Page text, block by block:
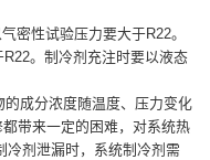
密性试验压力要大于R22。
。制冷剂充注时要以液态
成分浓度随温度、压力变化
带来一定的困难，对系统热
冷剂泄漏时，系统制冷剂需